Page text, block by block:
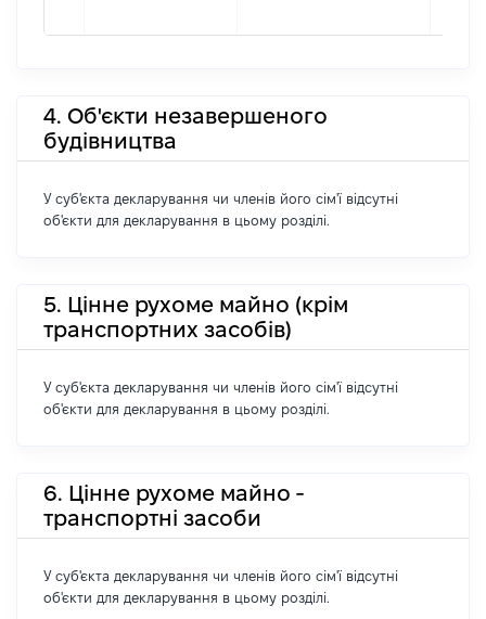
4. Об'єкти незавершеного
будівництва
У суб'єкта декларування чи членів його сім'ї відсутні
об'єкти для декларування в цьому розділі.
5. Цінне рухоме майно (крім
транспортних засобів)
У суб'єкта декларування чи членів його сім'ї відсутні
об'єкти для декларування в цьому розділі.
6. Цінне рухоме майно -
транспортні засоби
У суб'єкта декларування чи членів його сім'ї відсутні
об'єкти для декларування в цьому розділі.